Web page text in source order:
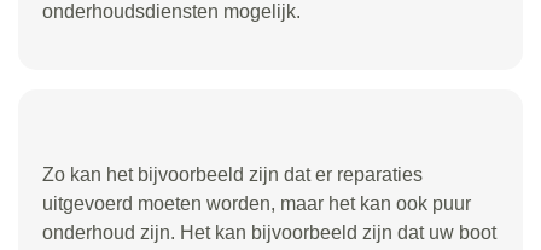
onderhoudsdiensten mogelijk.
Zo kan het bijvoorbeeld zijn dat er reparaties
uitgevoerd moeten worden, maar het kan ook puur
onderhoud zijn. Het kan bijvoorbeeld zijn dat uw boot